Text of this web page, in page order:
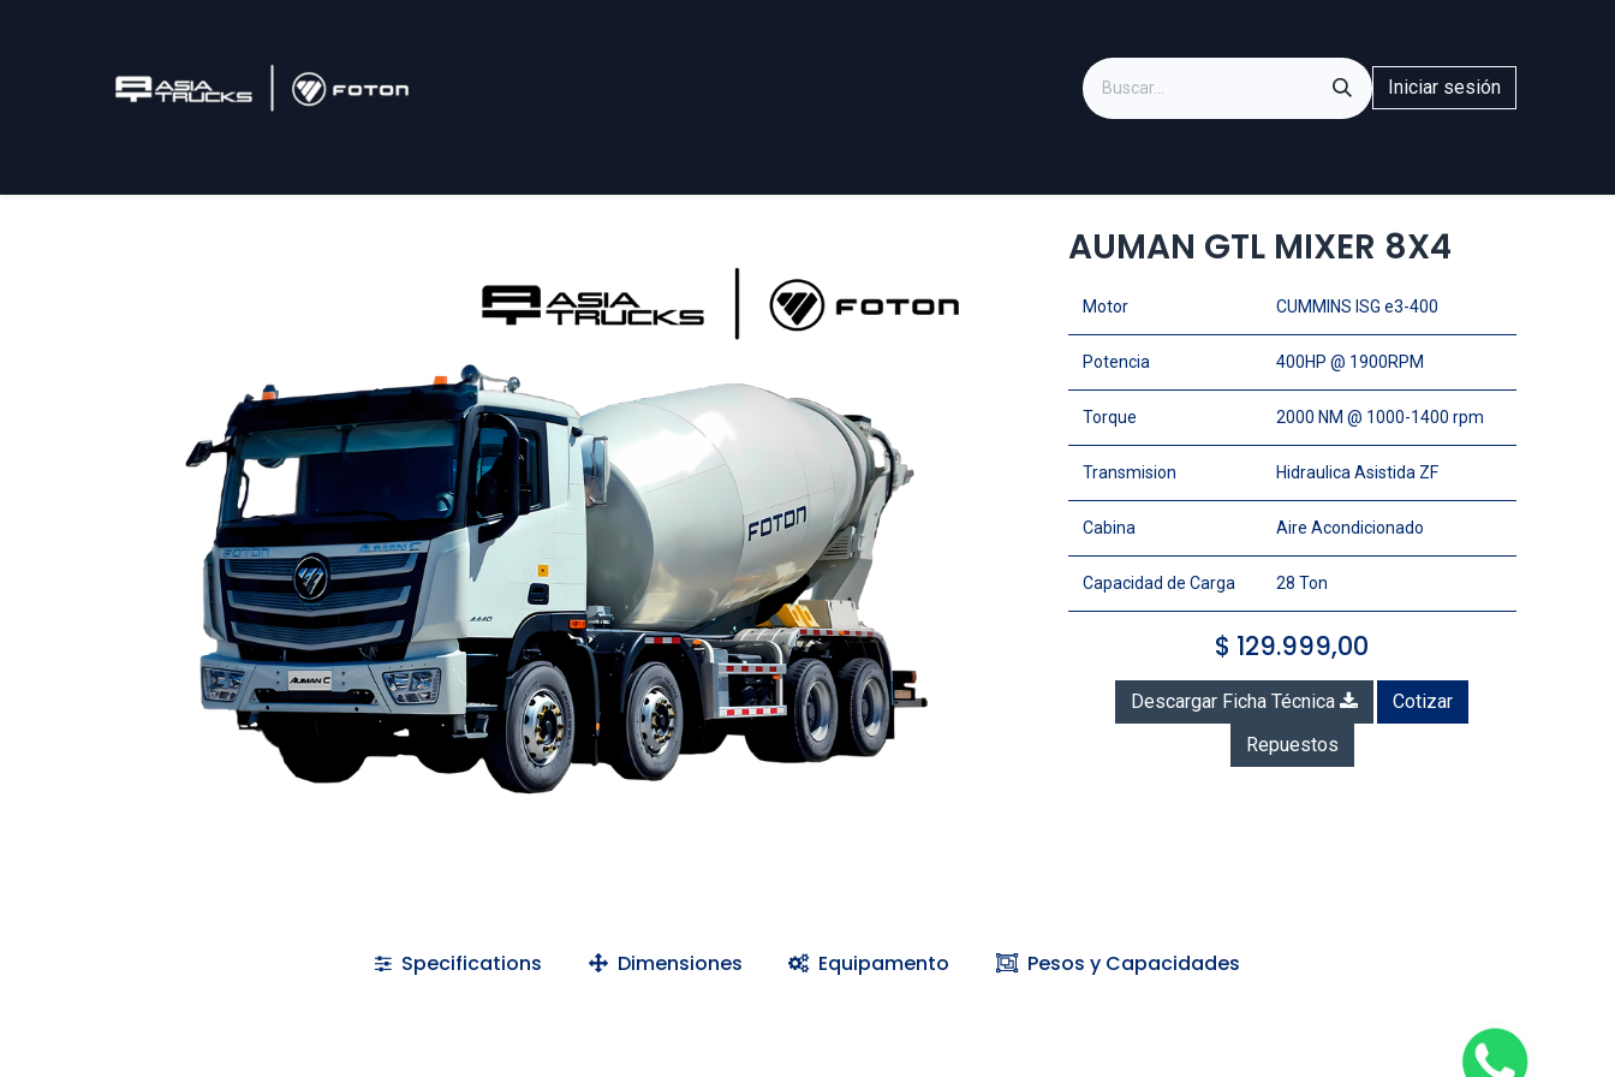
Iniciar sesión
AUMAN GTL MIXER 8X4
Motor CUMMINS ISG e3-400
Potencia 400HP @ 1900RPM
Torque 2000 NM @ 1000-1400 rpm
Transmision Hidraulica Asistida ZF
Cabina Aire Acondicionado
Capacidad de Carga 28 Ton
$ 129.999,00
Descargar Ficha Técnica
Cotizar
Repuestos
Specifications Dimensiones Equipamento Pesos y Capacidades